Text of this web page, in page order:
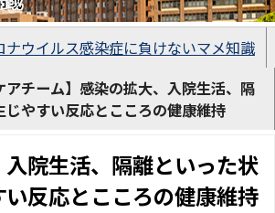
ナウイルス感染症に負けないマメ知識
アチーム】感染の拡大、入院生活、隔
じやすい反応とこころの健康維持
院生活、隔離といった状
反応とこころの健康維持